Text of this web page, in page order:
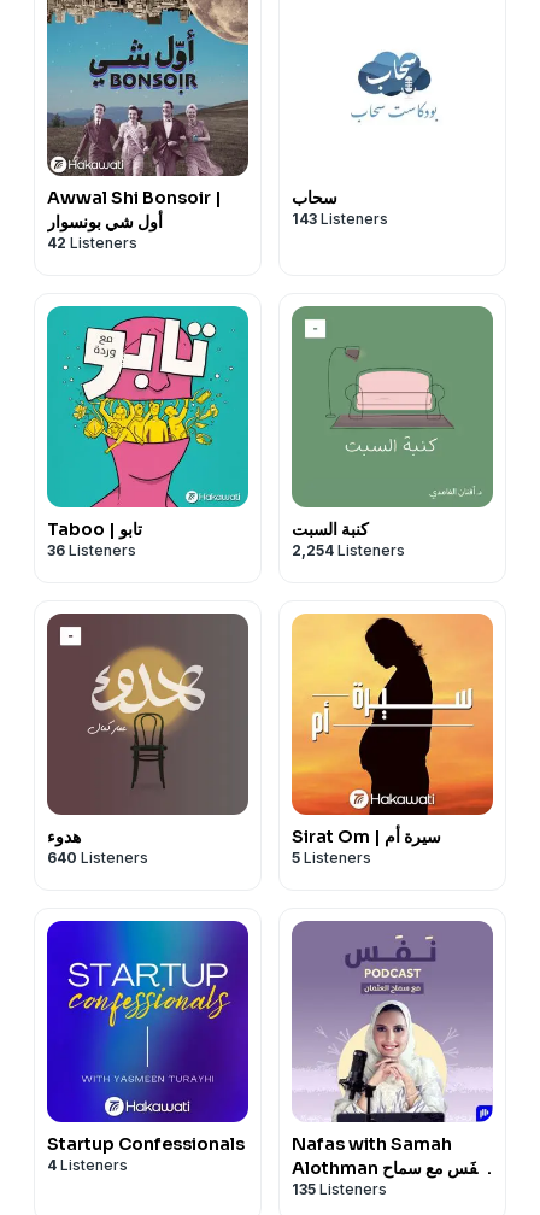
Awwal Shi Bonsoir |
أول شي بونسوار
42 Listeners
سحاب
143 Listeners
Taboo | تابو
36 Listeners
كنبة السبت
2,254 Listeners
هدوء
640 Listeners
Sirat Om | سيرة أم
5 Listeners
Startup Confessionals
4 Listeners
Nafas with Samah
Alothman ﻧَﻔَﺲ مع سماح
العثمان
135 Listeners